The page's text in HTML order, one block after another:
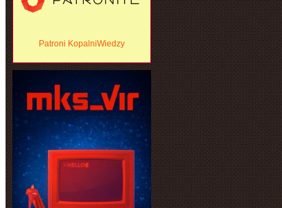
Patroni KopalniWiedzy